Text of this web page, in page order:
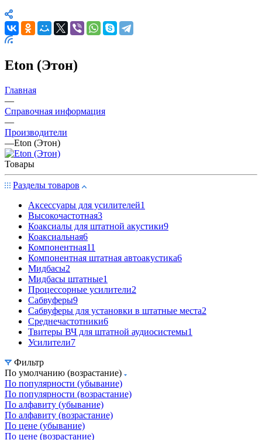
Eton (Этон)
Главная
—
Справочная информация
—
Производители
—Eton (Этон)
Товары
Разделы товаров
Аксессуары для усилителей1
Высокочастотная3
Коаксиалы для штатной акустики9
Коаксиальная6
Компонентная11
Компонентная штатная автоакустика6
Мидбасы2
Мидбасы штатные1
Процессорные усилители2
Сабвуферы9
Сабвуферы для установки в штатные места2
Среднечастотники6
Твитеры ВЧ для штатной аудиосистемы1
Усилители7
Фильтр
По умолчанию (возрастание)
По популярности (убывание)
По популярности (возрастание)
По алфавиту (убывание)
По алфавиту (возрастание)
По цене (убывание)
По цене (возрастание)